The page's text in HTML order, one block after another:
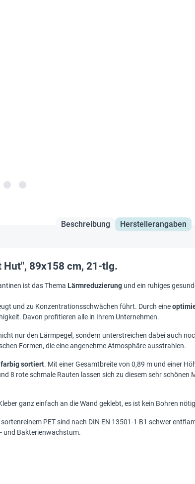
Beschreibung Herstellerangaben
89x158 cm, 21-tlg.
ist das Thema Lärmreduzierung und ein ruhiges
und zu Konzentrationsschwächen führt. Durch eine
Davon profitieren alle in Ihrem Unternehmen.
nur den Lärmpegel, sondern unterstreichen dabei auch
Formen, die eine angenehme Atmosphäre ausstrahlen.
sortiert. Mit einer Gesamtbreite von 0,89 m und einer
8 rote schmale Rauten lassen sich zu diesem sehr
ganz einfach an die Wand geklebt, es ist kein Bohren
PET sind nach DIN EN 13501-1 B1 schwer
und Bakterienwachstum.